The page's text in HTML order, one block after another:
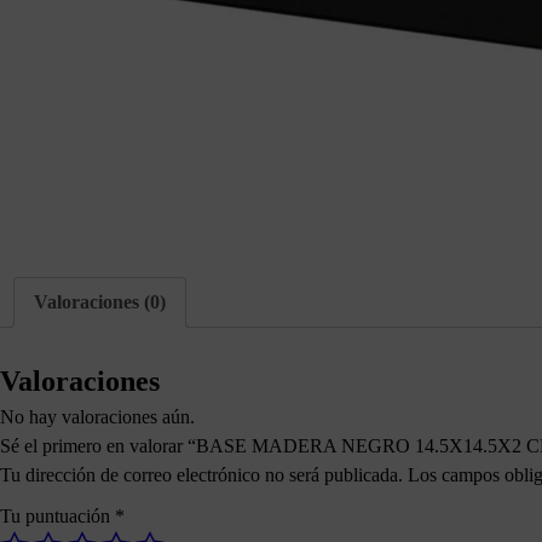
Valoraciones (0)
Valoraciones
No hay valoraciones aún.
Sé el primero en valorar “BASE MADERA NEGRO 14.5X14.5X2
Tu dirección de correo electrónico no será publicada. Los campos
Tu puntuación *